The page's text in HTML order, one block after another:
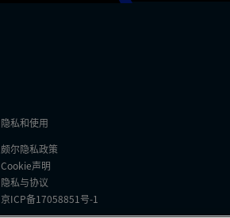
隐私和使用
颇尔隐私政策
Cookie声明
隐私与协议
京ICP备17058851号-1